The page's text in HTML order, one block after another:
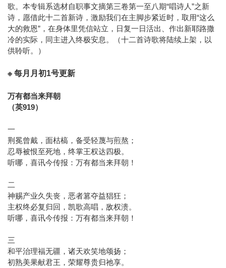
歌。本专辑系选材自职事文摘第三卷第一至八期“唱诗人”之新
诗，愿借此十二首新诗，激励我们在主脚步紧近时，取用“这么
大的救恩”，在身体里凭信站立，日复一日活出、作出新耶路撒
冷的实际，同主进入终极安息。（十二首诗歌将陆续上架，以
供聆听。）
※ 每月月初1号更新
万有都当来拜朝
（英919）
一
荆冕曾戴，面枯槁，备受轻蔑与煎熬；
忍辱被恨至死地，终掌王权达四极。
听哪，喜讯今传报：万有都当来拜朝！
二
神赐产业久失丧，恶者篡夺益猖狂；
主权终必复归回，凯歌高唱，敌权溃。
听哪，喜讯今传报：万有都当来拜朝！
三
和平治理福无疆，诸天欢笑地颂扬；
初熟美果献君王，荣耀尊贵归祂享。